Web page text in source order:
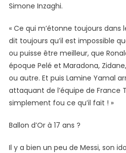
Simone Inzaghi.
« Ce qui m’étonne toujours dans
dit toujours qu’il est impossible
ou puisse être meilleur, que
époque Pelé et Maradona,
ou autre. Et puis Lamine Yamal
attaquant de l’équipe de France
simplement fou ce qu’il fait ! »
Ballon d’Or à 17 ans ?
Il y a bien un peu de Messi, son